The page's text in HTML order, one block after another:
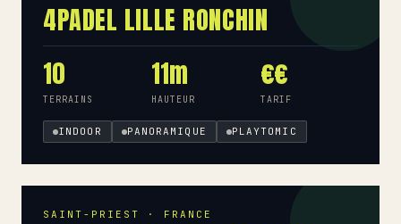
4PADEL LILLE RONCHIN
10
TERRAINS
11m
HAUTEUR
€€
TARIF
INDOOR PANORAMIQUE PLAYTOMIC
SAINT-PRIEST · FRANCE